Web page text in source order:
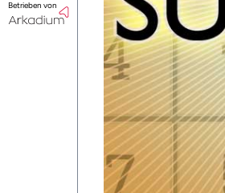
Betrieben von